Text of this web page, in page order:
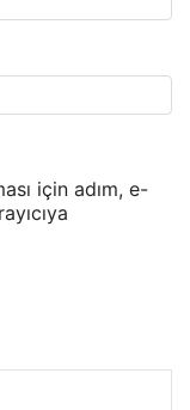
için adım, e-